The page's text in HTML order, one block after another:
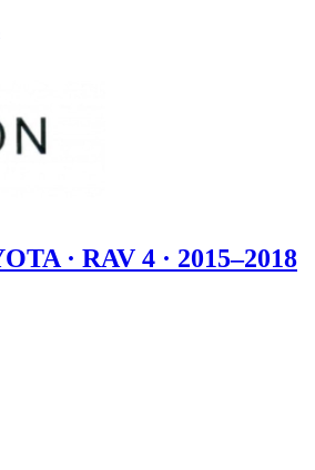
· RAV 4 · 2015–2018